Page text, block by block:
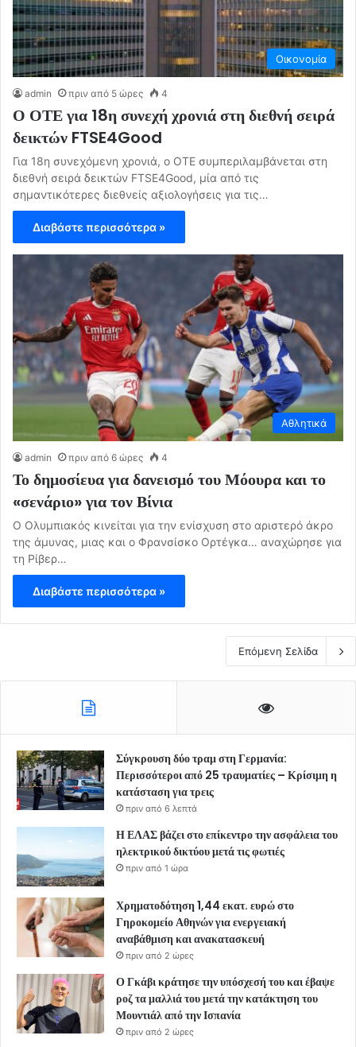
Οικονομία
admin πριν από 5 ώρες 4
Ο ΟΤΕ για 18η συνεχή χρονιά στη διεθνή σειρά
δεικτών FTSE4Good
Για 18η συνεχόμενη χρονιά, ο ΟΤΕ συμπεριλαμβάνεται στη
διεθνή σειρά δεικτών FTSE4Good, μία από τις
σημαντικότερες διεθνείς αξιολογήσεις για τις…
Διαβάστε περισσότερα »
Αθλητικά
admin πριν από 6 ώρες 4
Το δημοσίευα για δανεισμό του Μόουρα και το
«σενάριο» για τον Βίνια
Ο Ολυμπιακός κινείται για την ενίσχυση στο αριστερό άκρο
της άμυνας, μιας και ο Φρανσίσκο Ορτέγκα… αναχώρησε για
τη Ρίβερ…
Διαβάστε περισσότερα »
Επόμενη Σελίδα
Σύγκρουση δύο τραμ στη Γερμανία:
Περισσότεροι από 25 τραυματίες – Κρίσιμη η
κατάσταση για τρεις
πριν από 6 λεπτά
Η ΕΛΑΣ βάζει στο επίκεντρο την ασφάλεια του
ηλεκτρικού δικτύου μετά τις φωτιές
πριν από 1 ώρα
Χρηματοδότηση 1,44 εκατ. ευρώ στο
Γηροκομείο Αθηνών για ενεργειακή
αναβάθμιση και ανακατασκευή
πριν από 2 ώρες
Ο Γκάβι κράτησε την υπόσχεσή του και έβαψε
ροζ τα μαλλιά του μετά την κατάκτηση του
Μουντιάλ από την Ισπανία
πριν από 2 ώρες